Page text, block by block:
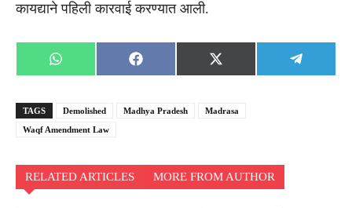
कायद्याने पहिली कारवाई करण्यात आली.
Share
on
WhatsApp
Share
on
Facebook
Share
on
X
(Twitter)
Share
on
TAGS Demolished Madhya Pradesh
Madrasa
Waqf Amendment Law
RELATED ARTICLES MORE FROM AUTHOR